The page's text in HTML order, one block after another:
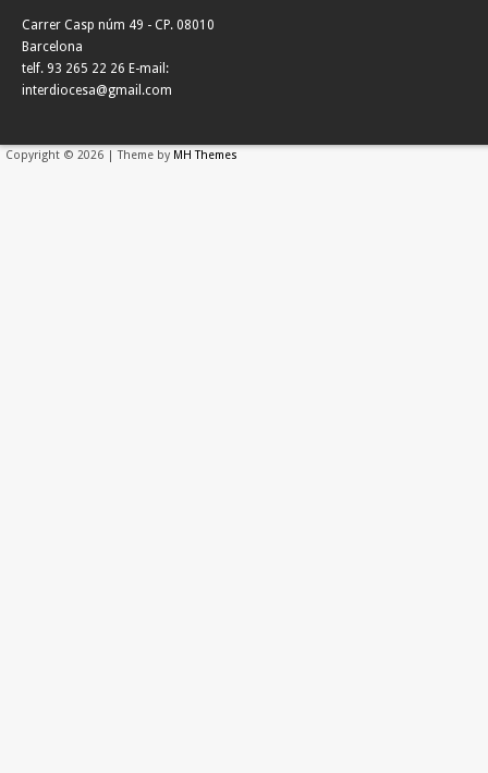
Carrer Casp núm 49 - CP. 08010
Barcelona
telf. 93 265 22 26 E-mail:
interdiocesa@gmail.com
Copyright © 2026 | Theme by MH Themes